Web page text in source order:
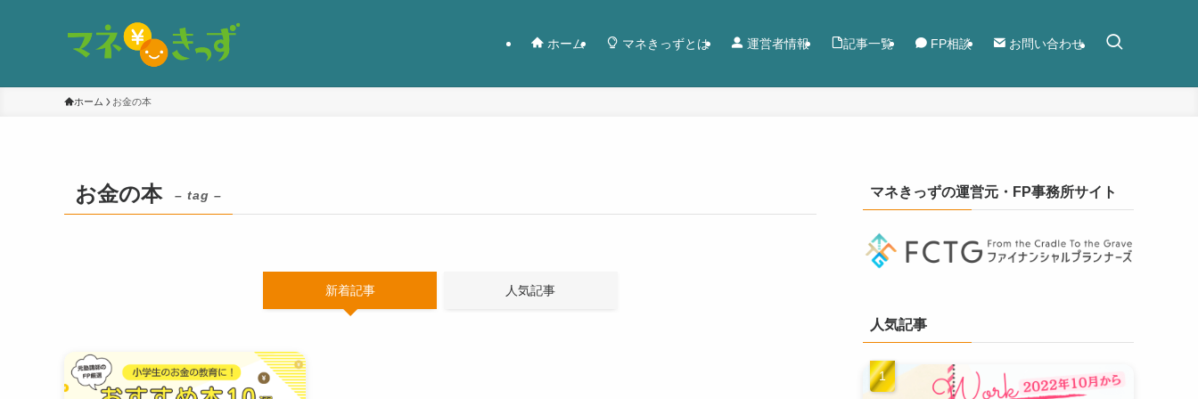
ホーム マネきっずとは 運営者情報 記事一覧 FP相談 お問い合わせ
ホーム お金の本
お金の本 – tag –
新着記事 人気記事
マネきっずの運営元・FP事務所サイト
人気記事